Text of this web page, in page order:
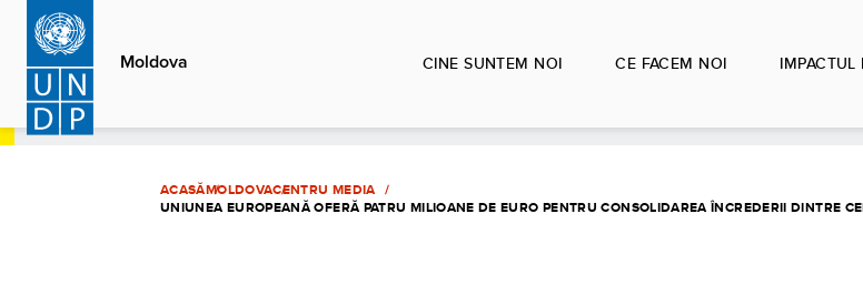
Sari
conținutul
principal
Moldova CINE SUNTEM NOI CE FACEM NOI IMPACTUL
ACASĂMOLDOVACENTRU MEDIA
UNIUNEA EUROPEANĂ OFERĂ PATRU MILIOANE DE EURO PENTRU CONSOLIDAREA ÎNCREDERII DINTRE